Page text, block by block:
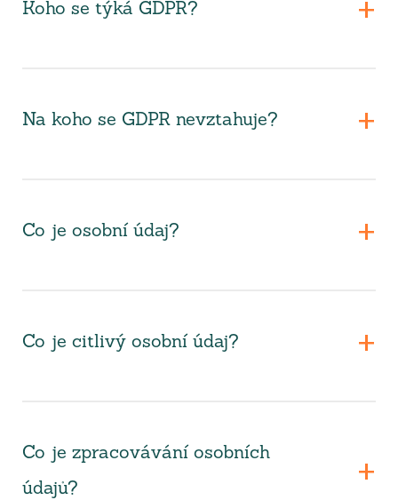
Koho se týká GDPR?
Na koho se GDPR nevztahuje?
Co je osobní údaj?
Co je citlivý osobní údaj?
Co je zpracovávání osobních
údajů?